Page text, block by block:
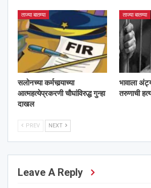
ताज्या बातम्या
सलोनच्या कर्मचार्‍याच्या
आत्महत्येप्रकरणी चौघांविरुद्ध गुन्हा
दाखल
ताज्या बातम्या
भावाला
तरुणाची
PREV NEXT
Leave A Reply